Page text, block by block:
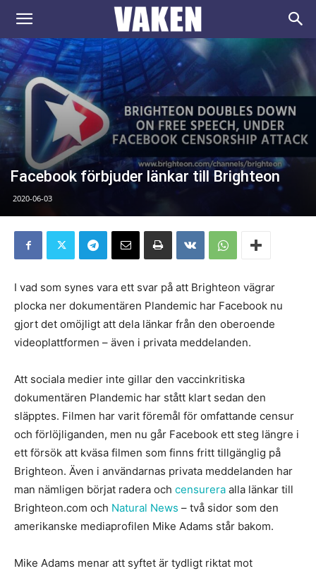
VAKEN.se
Facebook förbjuder länkar till Brighteon
2020-06-03
I vad som synes vara ett svar på att Brighteon vägrar
plocka ner dokumentären Plandemic har Facebook nu
gjort det omöjligt att dela länkar från den oberoende
videoplattformen – även i privata meddelanden.
Att sociala medier inte gillar den vaccinkritiska
dokumentären Plandemic har stått klart sedan den
släpptes. Filmen har varit föremål för omfattande censur
och förlöjliganden, men nu går Facebook ett steg längre i
ett försök att kväsa filmen som finns fritt tillgänglig på
Brighteon. Även i användarnas privata meddelanden har
man nämligen börjat radera och censurera alla länkar till
Brighteon.com och Natural News – två sidor som den
amerikanske mediaprofilen Mike Adams står bakom.
Mike Adams menar att syftet är tydligt riktat mot